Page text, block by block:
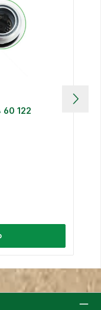
122